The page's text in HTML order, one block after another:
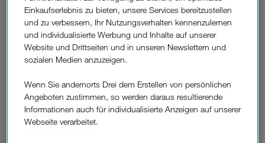
stylischen Foldable befinden sich in der Schachtel das USB-
C Datenkabel sowie das Steckplatzwerkzeug, um die SIM-
Karte in das Handy einzusetzen.
Einkaufserlebnis zu bieten, unsere Services bereitzustellen
und zu verbessern, Ihr Nutzungsverhalten kennenzulernen
und individualisierte Werbung und Inhalte auf unserer
Website und Drittseiten und in unseren Newslettern und
sozialen Medien anzuzeigen.
Wenn Sie andernorts Drei dem Erstellen von persönlichen
Angeboten zustimmen, so werden daraus resultierende
Informationen auch für individualisierte Anzeigen auf unserer
Webseite verarbeitet.